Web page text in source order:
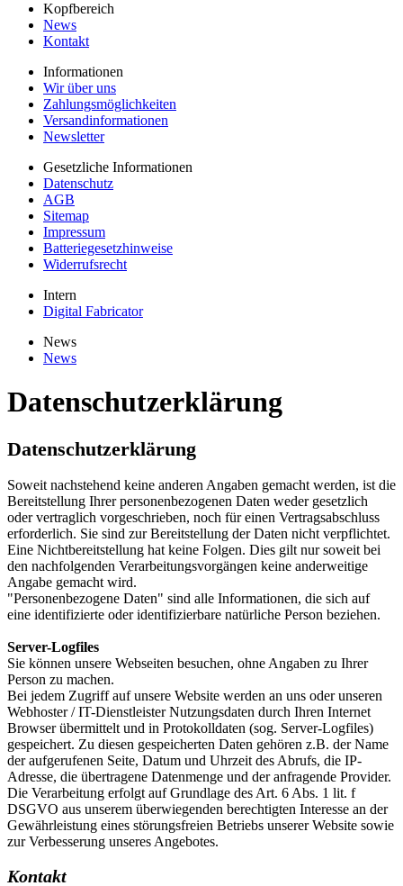
Kopfbereich
News
Kontakt
Informationen
Wir über uns
Zahlungsmöglichkeiten
Versandinformationen
Newsletter
Gesetzliche Informationen
Datenschutz
AGB
Sitemap
Impressum
Batteriegesetzhinweise
Widerrufsrecht
Intern
Digital Fabricator
News
News
Datenschutzerklärung
Datenschutzerklärung
Soweit nachstehend keine anderen Angaben gemacht werden, ist die
Bereitstellung Ihrer personenbezogenen Daten weder gesetzlich
oder vertraglich vorgeschrieben, noch für einen Vertragsabschluss
erforderlich. Sie sind zur Bereitstellung der Daten nicht verpflichtet.
Eine Nichtbereitstellung hat keine Folgen. Dies gilt nur soweit bei
den nachfolgenden Verarbeitungsvorgängen keine anderweitige
Angabe gemacht wird.
"Personenbezogene Daten" sind alle Informationen, die sich auf
eine identifizierte oder identifizierbare natürliche Person beziehen.
Server-Logfiles
Sie können unsere Webseiten besuchen, ohne Angaben zu Ihrer
Person zu machen.
Bei jedem Zugriff auf unsere Website werden an uns oder unseren
Webhoster / IT-Dienstleister Nutzungsdaten durch Ihren Internet
Browser übermittelt und in Protokolldaten (sog. Server-Logfiles)
gespeichert. Zu diesen gespeicherten Daten gehören z.B. der Name
der aufgerufenen Seite, Datum und Uhrzeit des Abrufs, die IP-
Adresse, die übertragene Datenmenge und der anfragende Provider.
Die Verarbeitung erfolgt auf Grundlage des Art. 6 Abs. 1 lit. f
DSGVO aus unserem überwiegenden berechtigten Interesse an der
Gewährleistung eines störungsfreien Betriebs unserer Website sowie
zur Verbesserung unseres Angebotes.
Kontakt